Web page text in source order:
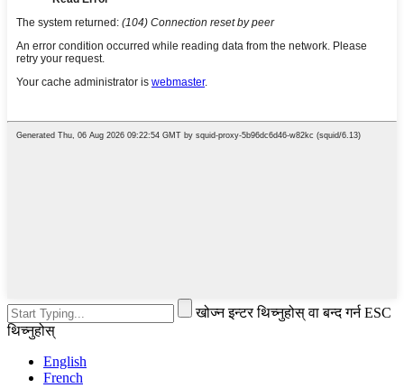
खोज्न इन्टर थिच्नुहोस् वा बन्द गर्न ESC
थिच्नुहोस्
English
French